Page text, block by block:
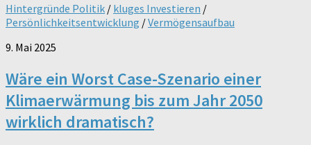
Hintergründe Politik / kluges Investieren /
Persönlichkeitsentwicklung /Vermögensaufbau
9. Mai 2025
Wäre ein Worst Case-Szenario einer
Klimaerwärmung bis zum Jahr 2050
wirklich dramatisch?